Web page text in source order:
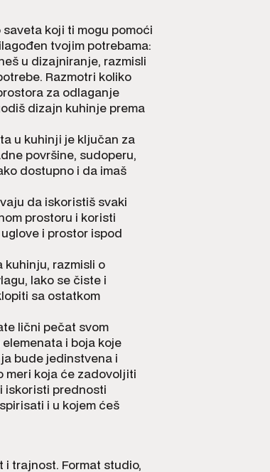
koji ti mogu pomoći
tvojim potrebama:
u dizajniranje, razmisli
Razmotri koliko
za odlaganje
dizajn kuhinje prema
u kuhinji je ključan za
površine, sudoperu,
dostupno i da imaš
da iskoristiš svaki
prostoru i koristi
i prostor ispod
kuhinju, razmisli o
lako se čiste i
sa ostatkom
lični pečat svom
i boja koje
bude jedinstvena i
meri koja će zadovoljiti
iskoristi prednosti
i u kojem ćeš
trajnost. Format studio,